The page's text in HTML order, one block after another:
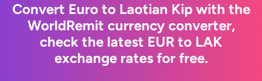
Convert Euro to Laotian Kip with the
WorldRemit currency converter,
check the latest EUR to LAK
exchange rates for free.